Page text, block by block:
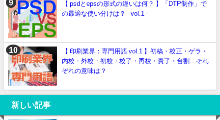
【 psdとepsの形式の違いは何？ 】「DTP制作」で
の最適な使い分けは？ - vol.1 -
【 印刷業界：専門用語 vol.1 】初稿・校正・ゲラ・
内校・外校・初校・校了・再校・責了・台割…それ
ぞれの意味は？
新しい記事